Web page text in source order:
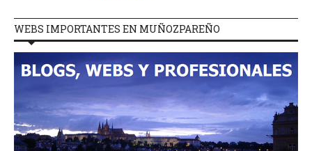
WEBS IMPORTANTES EN MUÑOZPAREÑO